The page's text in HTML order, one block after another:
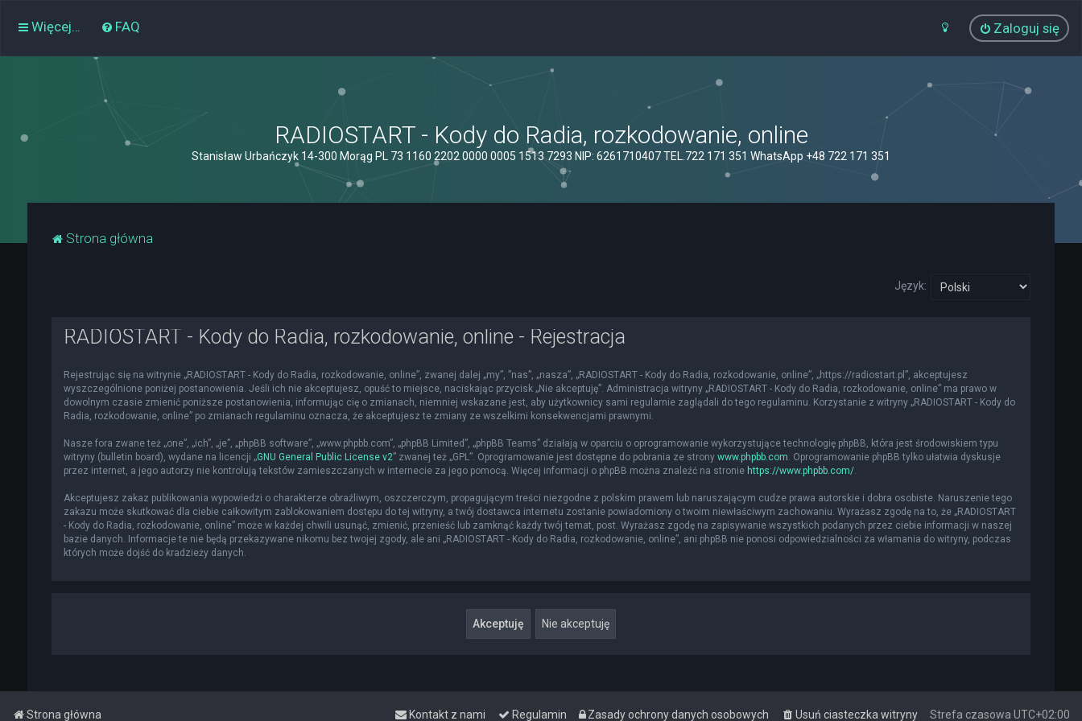
Więcej… FAQ Zaloguj się
RADIOSTART - Kody do Radia, rozkodowanie, online
Stanisław Urbańczyk 14-300 Morąg PL 73 1160 2202 0000 0005 1513 7293 NIP: 6261710407 TEL.722 171 351 WhatsApp +48 722 171 351
Strona główna
Język:
RADIOSTART - Kody do Radia, rozkodowanie, online - Rejestracja
Rejestrując się na witrynie „RADIOSTART - Kody do Radia, rozkodowanie, online”, zwanej dalej „my”, ”nas”, „nasza”, „RADIOSTART - Kody do Radia, rozkodowanie, online”, „https://radiostart.pl”, akceptujesz
wyszczególnione poniżej postanowienia. Jeśli ich nie akceptujesz, opuść to miejsce, naciskając przycisk „Nie akceptuję”. Administracja witryny „RADIOSTART - Kody do Radia, rozkodowanie, online” ma prawo w
dowolnym czasie zmienić poniższe postanowienia, informując cię o zmianach, niemniej wskazane jest, aby użytkownicy sami regularnie zaglądali do tego regulaminu. Korzystanie z witryny „RADIOSTART - Kody do
Radia, rozkodowanie, online” po zmianach regulaminu oznacza, że akceptujesz te zmiany ze wszelkimi konsekwencjami prawnymi.
Nasze fora zwane też „one”, „ich”, „je”, „phpBB software”, „www.phpbb.com”, „phpBB Limited”, „phpBB Teams” działają w oparciu o oprogramowanie wykorzystujące technologię phpBB, która jest środowiskiem typu
witryny (bulletin board), wydane na licencji „GNU General Public License v2” zwanej też „GPL”. Oprogramowanie jest dostępne do pobrania ze strony www.phpbb.com. Oprogramowanie phpBB tylko ułatwia dyskusje
przez internet, a jego autorzy nie kontrolują tekstów zamieszczanych w internecie za jego pomocą. Więcej informacji o phpBB można znaleźć na stronie https://www.phpbb.com/.
Akceptujesz zakaz publikowania wypowiedzi o charakterze obraźliwym, oszczerczym, propagującym treści niezgodne z polskim prawem lub naruszającym cudze prawa autorskie i dobra osobiste. Naruszenie tego
zakazu może skutkować dla ciebie całkowitym zablokowaniem dostępu do tej witryny, a twój dostawca internetu zostanie powiadomiony o twoim niewłaściwym zachowaniu. Wyrażasz zgodę na to, że „RADIOSTART
- Kody do Radia, rozkodowanie, online” może w każdej chwili usunąć, zmienić, przenieść lub zamknąć każdy twój temat, post. Wyrażasz zgodę na zapisywanie wszystkich podanych przez ciebie informacji w naszej
bazie danych. Informacje te nie będą przekazywane nikomu bez twojej zgody, ale ani „RADIOSTART - Kody do Radia, rozkodowanie, online”, ani phpBB nie ponosi odpowiedzialności za włamania do witryny, podczas
których może dojść do kradzieży danych.
Strona główna Strefa czasowa UTC+02:00
Usuń ciasteczka witryny
Zasady ochrony danych osobowych
Regulamin
Kontakt z nami